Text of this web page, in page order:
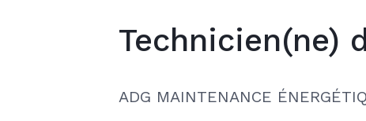
Technicien(ne)
ADG MAINTENANCE